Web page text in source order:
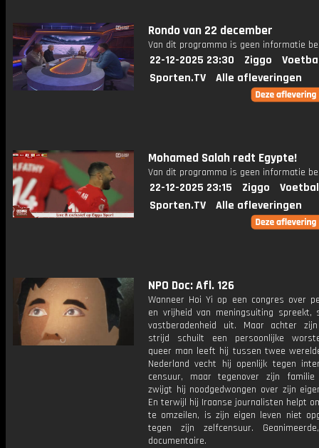
Rondo van 22 december
Van dit programma is geen informatie
22-12-2025 23:30 Ziggo
Sporten.TV
Alle afleveringen
Mohamed Salah redt Egypte!
Van dit programma is geen informatie
22-12-2025 23:15 Ziggo
Sporten.TV
Alle afleveringen
NPO Doc: Afl. 126
Wanneer Hoi Yi op een congres over
en vrijheid van meningsuiting spreekt,
vastberadenheid uit. Maar achter
strijd schuilt een persoonlijke
queer man leeft hij tussen twee
Nederland vecht hij openlijk tegen
censuur, maar tegenover zijn
zwijgt hij noodgedwongen over zijn
En terwijl hij Iraanse journalisten helpt
te omzeilen, is zijn eigen leven niet
tegen zijn zelfcensuur.
documentaire.